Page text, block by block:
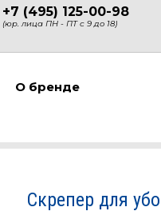
+7 (495) 125-00-98
(юр. лица ПН - ПТ с 9 до 18)
О бренде
Скрепер для